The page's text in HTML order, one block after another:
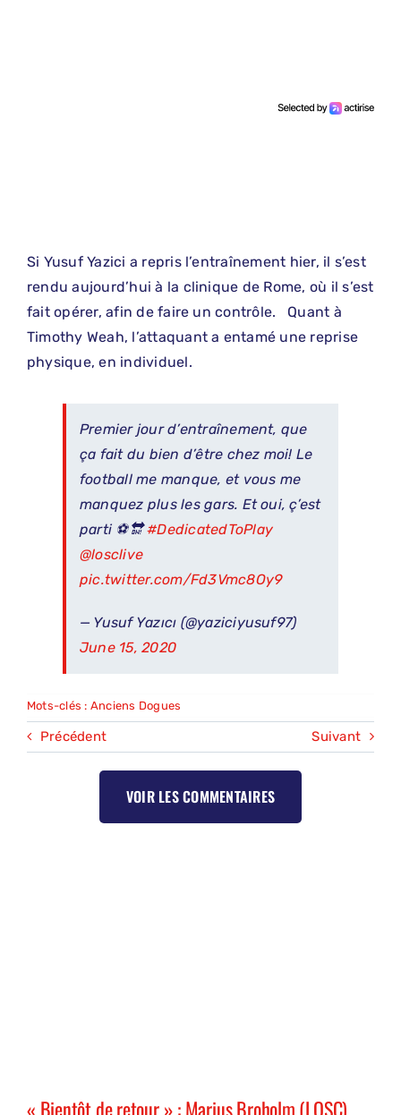
Si Yusuf Yazici a repris l’entraînement hier, il s’est
rendu aujourd’hui à la clinique de Rome, où il s’est
fait opérer, afin de faire un contrôle. Quant à
Timothy Weah, l’attaquant a entamé une reprise
physique, en individuel.
Premier jour d’entraînement, que
ça fait du bien d’être chez moi! Le
football me manque, et vous me
manquez plus les gars. Et oui, ç’est
parti ⚽🔛#DedicatedToPlay
@losclive
pic.twitter.com/Fd3Vmc8Oy9
— Yusuf Yazıcı (@yaziciyusuf97)
June 15, 2020
Mots-clés : Anciens Dogues
Précédent Suivant
VOIR LES COMMENTAIRES
« Bientôt de retour » : Marius Broholm (LOSC)